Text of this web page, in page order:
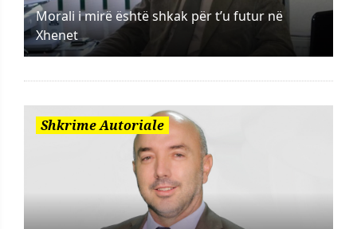
Morali i mirë është shkak për t’u futur në
Xhenet
Shkrime Autoriale